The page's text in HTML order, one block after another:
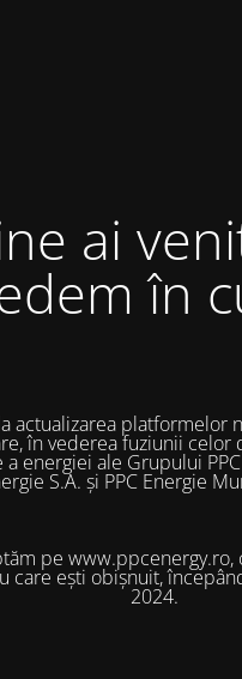
ai
în
actualizarea platformelor
în vederea fuziunii celor
energiei ale Grupului
S.A. și PPC Energie
pe
care ești obișnuit,
2024.